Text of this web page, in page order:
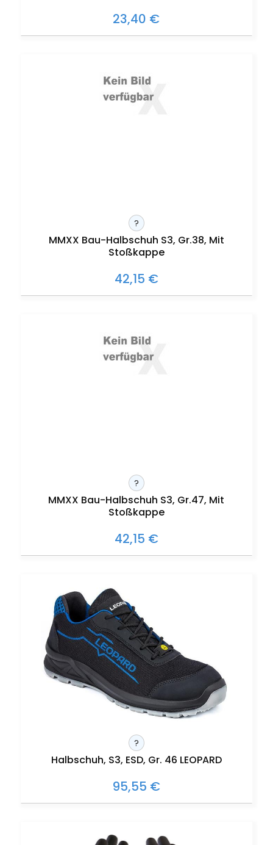
23,40 €
?
MMXX Bau-Halbschuh S3, Gr.38, Mit
Stoßkappe
42,15 €
?
MMXX Bau-Halbschuh S3, Gr.47, Mit
Stoßkappe
42,15 €
?
Halbschuh, S3, ESD, Gr. 46 LEOPARD
95,55 €